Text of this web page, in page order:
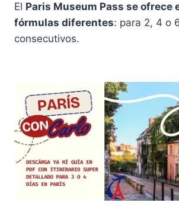
El Paris Museum Pass se ofrece
fórmulas diferentes: para 2, 4 o
consecutivos.